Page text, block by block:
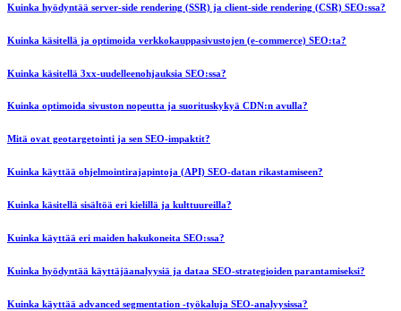
Kuinka hyödyntää server-side rendering (SSR) ja client-side rendering (CSR) SEO:ssa?
Kuinka käsitellä ja optimoida verkkokauppasivustojen (e-commerce) SEO:ta?
Kuinka käsitellä 3xx-uudelleenohjauksia SEO:ssa?
Kuinka optimoida sivuston nopeutta ja suorituskykyä CDN:n avulla?
Mitä ovat geotargetointi ja sen SEO-impaktit?
Kuinka käyttää ohjelmointirajapintoja (API) SEO-datan rikastamiseen?
Kuinka käsitellä sisältöä eri kielillä ja kulttuureilla?
Kuinka käyttää eri maiden hakukoneita SEO:ssa?
Kuinka hyödyntää käyttäjäanalyysiä ja dataa SEO-strategioiden parantamiseksi?
Kuinka käyttää advanced segmentation -työkaluja SEO-analyysissa?